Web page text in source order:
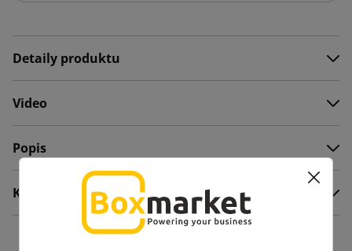
Detaily produktu
Video
Popis
Komentáre